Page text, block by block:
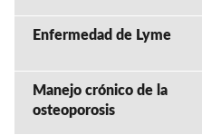
Enfermedad de Lyme
Manejo crónico de la
osteoporosis